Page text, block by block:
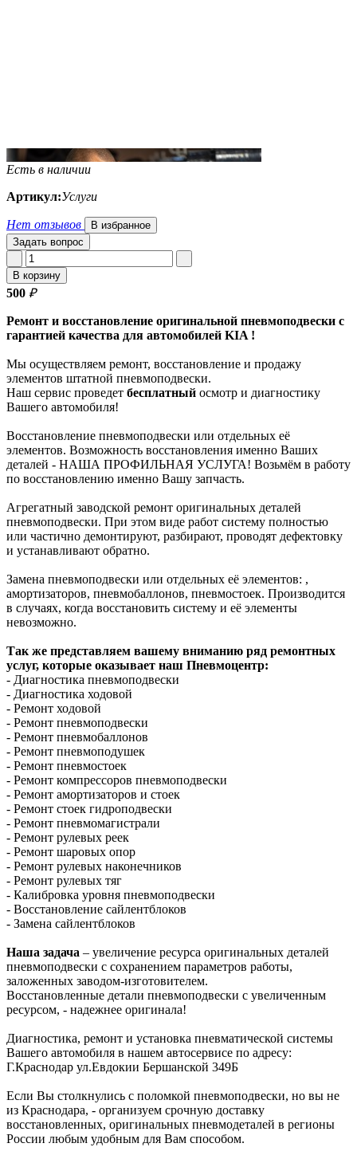
Есть в наличии
Артикул:Услуги
Нет отзывов
В избранное
Задать вопрос
В корзину
500 ₽
Ремонт и восстановление оригинальной пневмоподвески с
гарантией качества для автомобилей KIA !
Мы осуществляем ремонт, восстановление и продажу
элементов штатной пневмоподвески.
Наш сервис проведет бесплатный осмотр и диагностику
Вашего автомобиля!
Восстановление пневмоподвески или отдельных её
элементов. Возможность восстановления именно Ваших
деталей - НАША ПРОФИЛЬНАЯ УСЛУГА! Возьмём в работу
по восстановлению именно Вашу запчасть.
Агрегатный заводской ремонт оригинальных деталей
пневмоподвески. При этом виде работ систему полностью
или частично демонтируют, разбирают, проводят дефектовку
и устанавливают обратно.
Замена пневмоподвески или отдельных её элементов: ,
амортизаторов, пневмобаллонов, пневмостоек. Производится
в случаях, когда восстановить систему и её элементы
невозможно.
Так же представляем вашему вниманию ряд ремонтных
услуг, которые оказывает наш Пневмоцентр:
- Диагностика пневмоподвески
- Диагностика ходовой
- Ремонт ходовой
- Ремонт пневмоподвески
- Ремонт пневмобаллонов
- Ремонт пневмоподушек
- Ремонт пневмостоек
- Ремонт компрессоров пневмоподвески
- Ремонт амортизаторов и стоек
- Ремонт стоек гидроподвески
- Ремонт пневмомагистрали
- Ремонт рулевых реек
- Ремонт шаровых опор
- Ремонт рулевых наконечников
- Ремонт рулевых тяг
- Калибровка уровня пневмоподвески
- Восстановление сайлентблоков
- Замена сайлентблоков
Наша задача – увеличение ресурса оригинальных деталей
пневмоподвески с сохранением параметров работы,
заложенных заводом-изготовителем.
Восстановленные детали пневмоподвески с увеличенным
ресурсом, - надежнее оригинала!
Диагностика, ремонт и установка пневматической системы
Вашего автомобиля в нашем автосервисе по адресу:
Г.Краснодар ул.Евдокии Бершанской 349Б
Если Вы столкнулись с поломкой пневмоподвески, но вы не
из Краснодара, - организуем срочную доставку
восстановленных, оригинальных пневмодеталей в регионы
России любым удобным для Вам способом.